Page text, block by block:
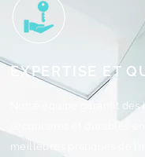
Notre équipe garantit des
sécuritaires et durables
meilleures pratiques de
EXPERTISE ET